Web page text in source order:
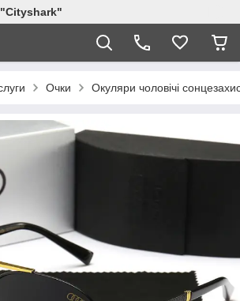
"Сityshark"
Очки Окуляри чоловічі